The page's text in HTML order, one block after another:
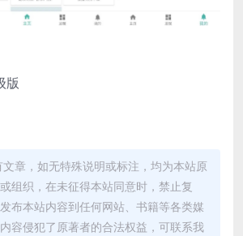
版
章，如无特殊说明或标注，均为本站原
组织，在未征得本站同意时，禁止复
布本站内容到任何网站、书籍等各类媒
容侵犯了原著者的合法权益，可联系我